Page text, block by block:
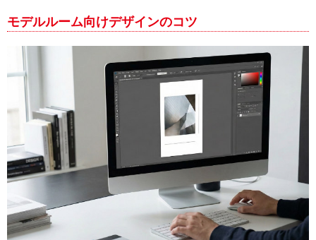
モデルルーム向けデザインのコツ